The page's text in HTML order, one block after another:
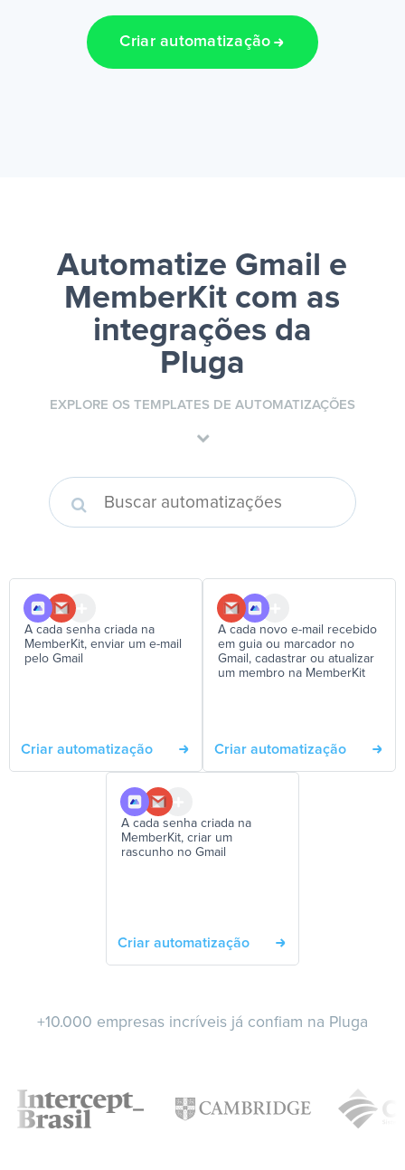
Criar automatização
Automatize Gmail e
MemberKit com as
integrações da
Pluga
EXPLORE OS TEMPLATES DE AUTOMATIZAÇÕES
A cada senha criada na
MemberKit, enviar um e-mail
pelo Gmail
Criar automatização
A cada novo e-mail recebido
em guia ou marcador no
Gmail, cadastrar ou atualizar
um membro na MemberKit
Criar automatização
A cada senha criada na
MemberKit, criar um
rascunho no Gmail
Criar automatização
+10.000 empresas incríveis já confiam na Pluga